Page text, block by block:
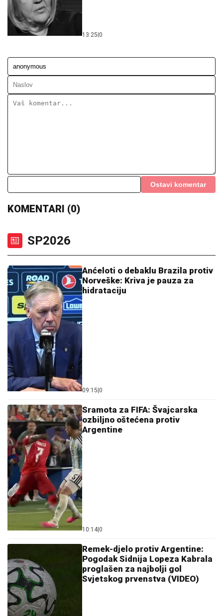
13:25 0
Ostavi komentar
KOMENTARI (0)
SP2026
Anćeloti o debaklu Brazila protiv
Norveške: Kriva je pauza za
hidrataciju
09:15 0
Sramota za FIFA: Švajcarska
ozbiljno oštećena protiv
Argentine
10:14 0
Remek-djelo protiv Argentine:
Pogodak Sidnija Lopeza Kabrala
proglašen za najbolji gol
Svjetskog prvenstva (VIDEO)